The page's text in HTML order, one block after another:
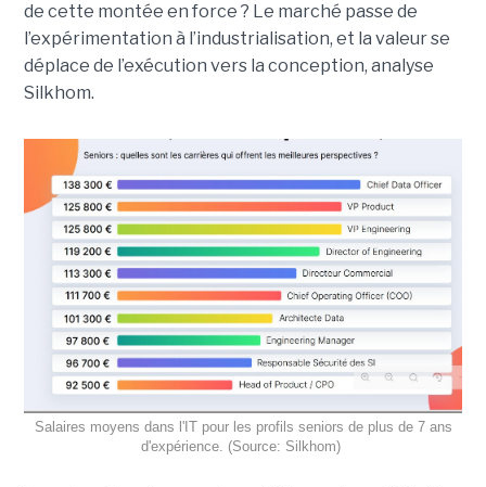
de cette montée en force ? Le marché passe de
l’expérimentation à l’industrialisation, et la valeur se
déplace de l’exécution vers la conception, analyse
Silkhom.
Salaires moyens dans l'IT pour les profils seniors de plus de 7 ans
d'expérience. (Source: Silkhom)